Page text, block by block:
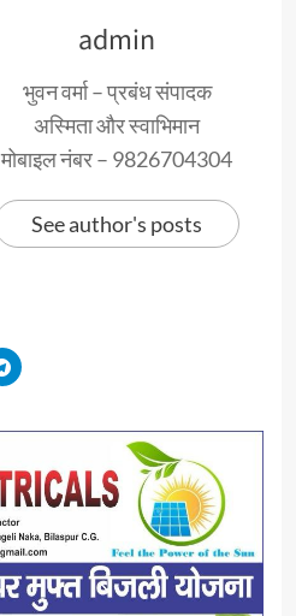
admin
भुवन वर्मा – प्रबंध संपादक
अस्मिता और स्वाभिमान
मोबाइल नंबर – 9826704304
See author's posts